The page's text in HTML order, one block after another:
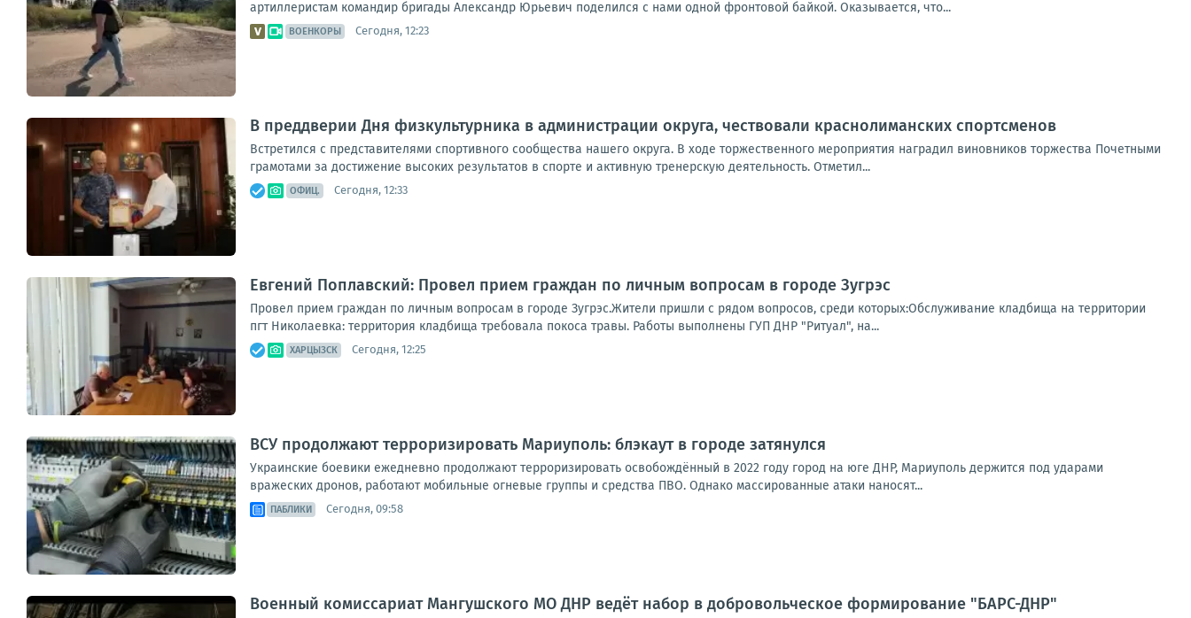
артиллеристам командир бригады Александр Юрьевич поделился с нами одной фронтовой байкой. Оказывается, что...
ВОЕНКОРЫ Сегодня, 12:23
В преддверии Дня физкультурника в администрации округа, чествовали краснолиманских спортсменов
Встретился с представителями спортивного сообщества нашего округа. В ходе торжественного мероприятия наградил виновников торжества Почетными
грамотами за достижение высоких результатов в спорте и активную тренерскую деятельность. Отметил...
ОФИЦ. Сегодня, 12:33
Евгений Поплавский: Провел прием граждан по личным вопросам в городе Зугрэс
Провел прием граждан по личным вопросам в городе Зугрэс.Жители пришли с рядом вопросов, среди которых:Обслуживание кладбища на территории
пгт Николаевка: территория кладбища требовала покоса травы. Работы выполнены ГУП ДНР "Ритуал", на...
ХАРЦЫЗСК Сегодня, 12:25
ВСУ продолжают терроризировать Мариуполь: блэкаут в городе затянулся
Украинские боевики ежедневно продолжают терроризировать освобождённый в 2022 году город на юге ДНР, Мариуполь держится под ударами
вражеских дронов, работают мобильные огневые группы и средства ПВО. Однако массированные атаки наносят...
ПАБЛИКИ Сегодня, 09:58
Военный комиссариат Мангушского МО ДНР ведёт набор в добровольческое формирование "БАРС-ДНР"